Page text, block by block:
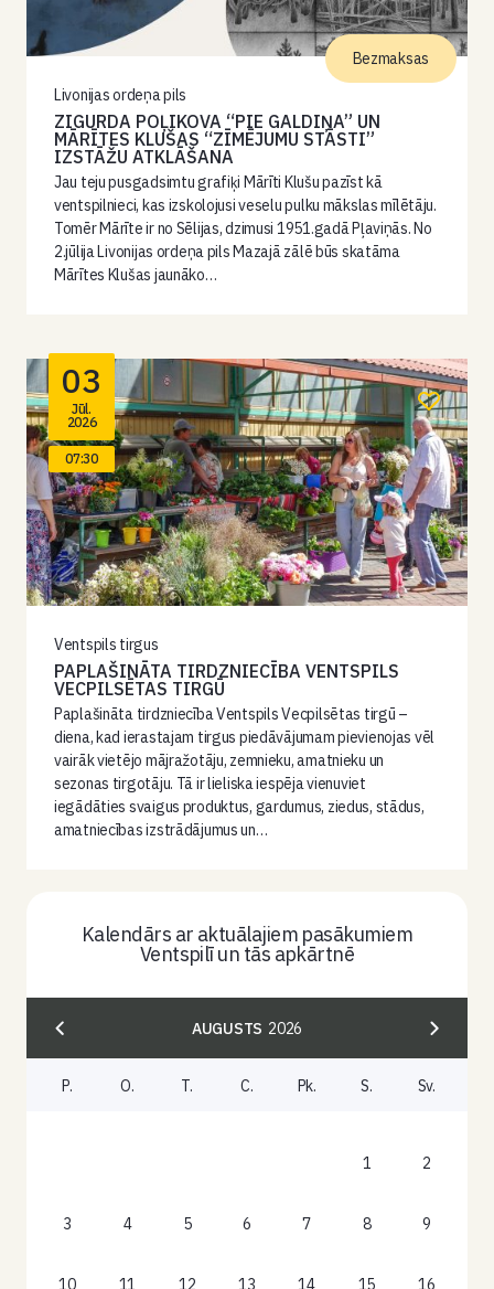
Livonijas ordeņa pils
ZIGURDA POĻIKOVA “PIE GALDIŅA” UN
MĀRĪTES KLUŠAS “ZĪMĒJUMU STĀSTI”
IZSTĀŽU ATKLĀŠANA
Jau teju pusgadsimtu grafiķi Mārīti Klušu pazīst kā
ventspilnieci, kas izskolojusi veselu pulku mākslas mīlētāju.
Tomēr Mārīte ir no Sēlijas, dzimusi 1951.gadā Pļaviņās. No
2.jūlija Livonijas ordeņa pils Mazajā zālē būs skatāma
Mārītes Klušas jaunāko…
Bezmaksas
03
Jūl.
2026
07:30
Ventspils tirgus
PAPLAŠINĀTA TIRDZNIECĪBA VENTSPILS
VECPILSĒTAS TIRGŪ
Paplašināta tirdzniecība Ventspils Vecpilsētas tirgū –
diena, kad ierastajam tirgus piedāvājumam pievienojas vēl
vairāk vietējo mājražotāju, zemnieku, amatnieku un
sezonas tirgotāju. Tā ir lieliska iespēja vienuviet
iegādāties svaigus produktus, gardumus, ziedus, stādus,
amatniecības izstrādājumus un…
Kalendārs ar aktuālajiem pasākumiem
Ventspilī un tās apkārtnē
AUGUSTS 2026
P. O. T. C. Pk. S. Sv.
1 2
3 4 5 6 7 8 9
10 11 12 13 14 15 16